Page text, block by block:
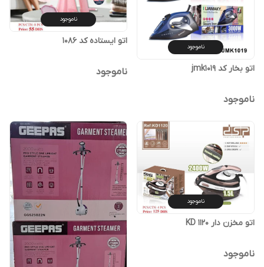
ناموجود
اتو بخار کد jmk1019
ناموجود
ناموجود
اتو ایستاده کد 1086
ناموجود
ناموجود
اتو مخزن دار KD 1120
ناموجود